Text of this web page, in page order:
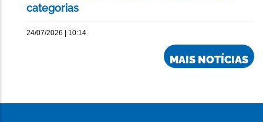
categorias
24/07/2026 | 10:14
MAIS NOTÍCIAS